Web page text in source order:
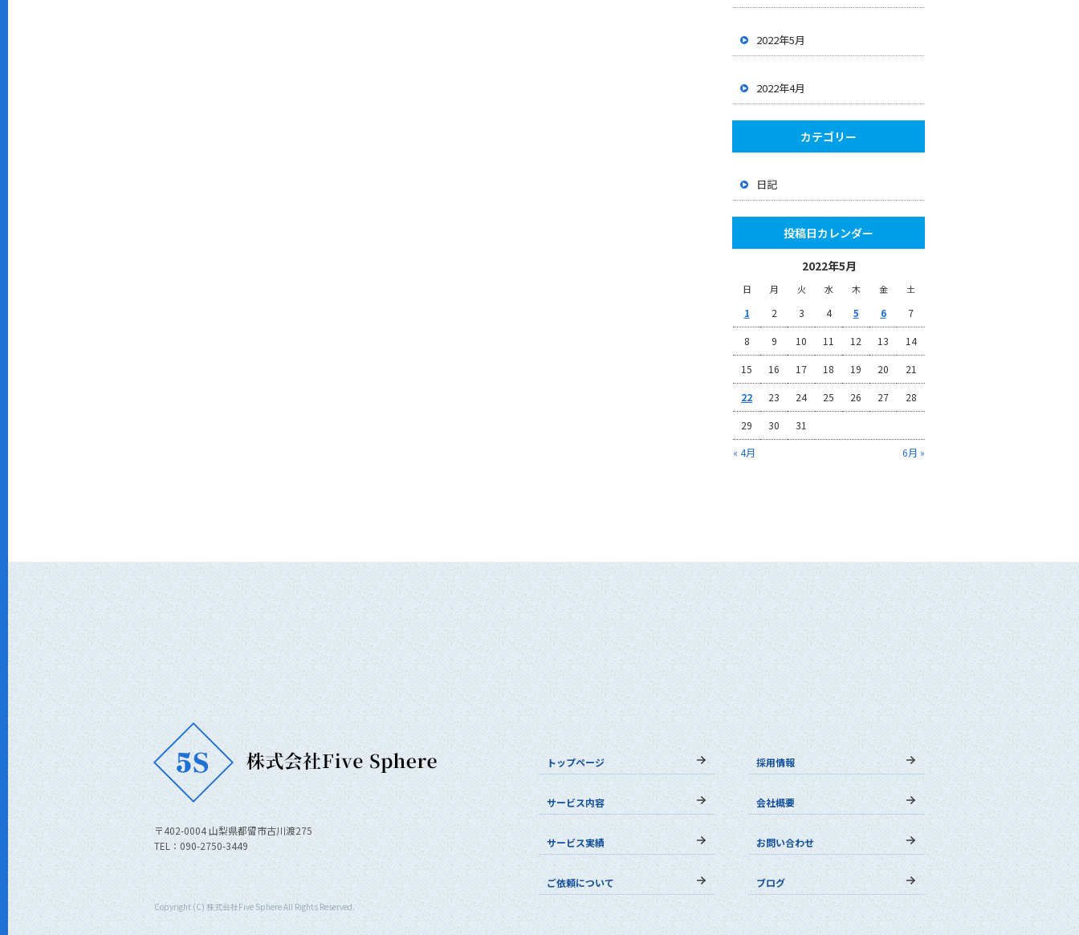
2022年5月
2022年4月
カテゴリー
日記
投稿日カレンダー
2022年5月
日 月 火 水 木 金 土
« 4月 6月 »
1 2 3 4 5 6 7
8 9 10 11 12 13 14
15 16 17 18 19 20 21
22 23 24 25 26 27 28
29 30 31
トップページ
サービス内容
サービス実績
ご依頼について
採用情報
会社概要
お問い合わせ
ブログ
〒402-0004 山梨県都留市古川渡275
TEL：090-2750-3449
Copyright (C) 株式会社Five Sphere All Rights Reserved.